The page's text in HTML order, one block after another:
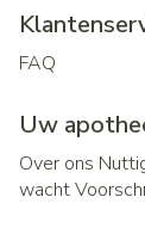
FAQ
Uw
Over ons
wacht